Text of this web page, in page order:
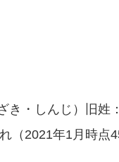
き・しんじ）旧姓
（2021年1月時点